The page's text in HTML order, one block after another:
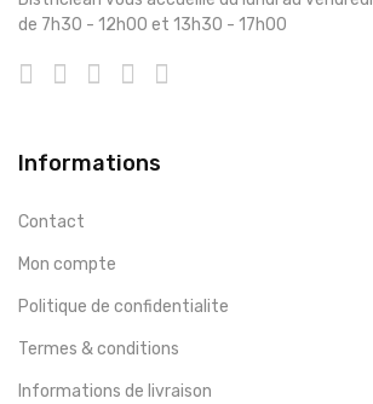
de 7h30 - 12h00 et 13h30 - 17h00
Informations
Contact
Mon compte
Politique de confidentialite
Termes & conditions
Informations de livraison